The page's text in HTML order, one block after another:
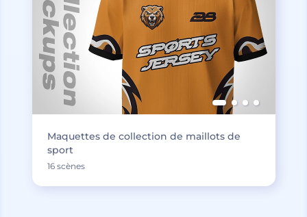
Maquettes de collection de maillots de
sport
16 scènes